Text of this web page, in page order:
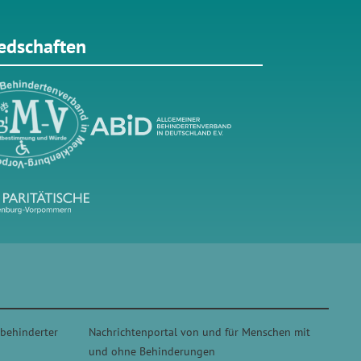
Nachrichtenportal von und für Menschen mit
und ohne Behinderungen